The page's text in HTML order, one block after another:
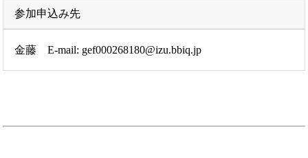
参加申込み先
金藤 E-mail: gef000268180@izu.bbiq.jp